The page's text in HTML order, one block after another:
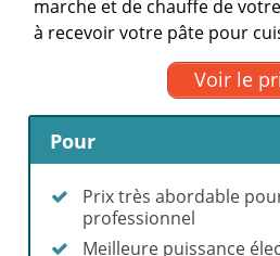
marche et de chauffe de
à recevoir votre pâte pour
Voir le
Pour
Prix très abordable
professionnel
Meilleure puissance